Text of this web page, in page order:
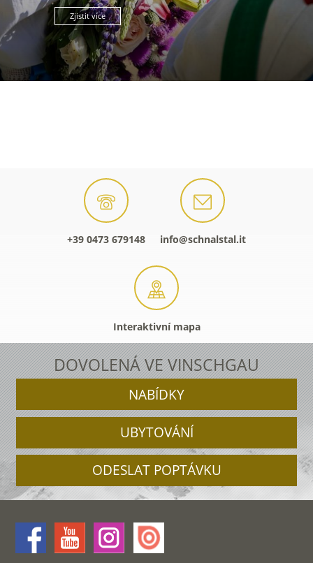
Zjistit více
+39 0473 679148 info@schnalstal.it
Interaktivní mapa
DOVOLENÁ VE VINSCHGAU
NABÍDKY
UBYTOVÁNÍ
ODESLAT POPTÁVKU